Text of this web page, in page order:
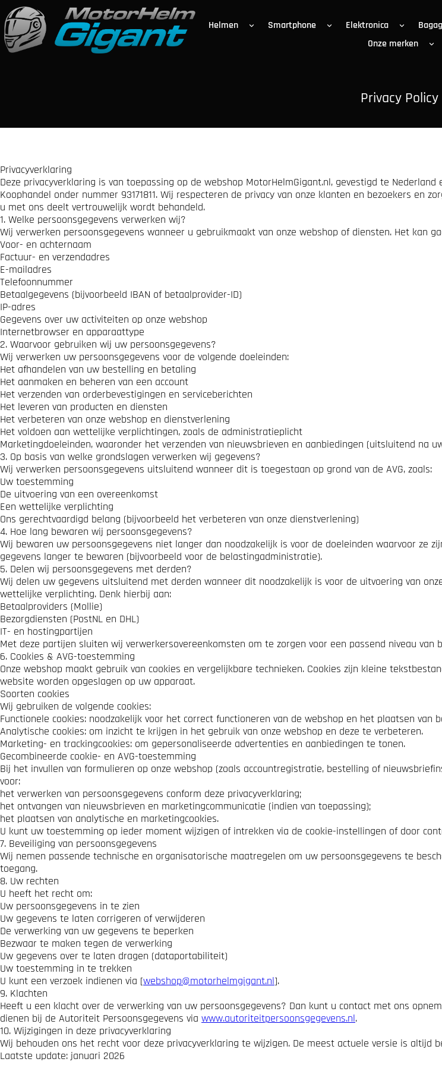
Helmen Smartphone Elektronica
Onze merken
Privacy Policy
Privacyverklaring
Deze privacyverklaring is van toepassing op de webshop MotorHelmGigant.nl, gevestigd te
Koophandel onder nummer 93171811. Wij respecteren de privacy van onze klanten en bezoekers en
u met ons deelt vertrouwelijk wordt behandeld.
1. Welke persoonsgegevens verwerken wij?
Wij verwerken persoonsgegevens wanneer u gebruikmaakt van onze webshop of diensten. Het kan
Voor- en achternaam
Factuur- en verzendadres
E-mailadres
Telefoonnummer
Betaalgegevens (bijvoorbeeld IBAN of betaalprovider-ID)
IP-adres
Gegevens over uw activiteiten op onze webshop
Internetbrowser en apparaattype
2. Waarvoor gebruiken wij uw persoonsgegevens?
Wij verwerken uw persoonsgegevens voor de volgende doeleinden:
Het afhandelen van uw bestelling en betaling
Het aanmaken en beheren van een account
Het verzenden van orderbevestigingen en serviceberichten
Het leveren van producten en diensten
Het verbeteren van onze webshop en dienstverlening
Het voldoen aan wettelijke verplichtingen, zoals de administratieplicht
Marketingdoeleinden, waaronder het verzenden van nieuwsbrieven en aanbiedingen (uitsluitend na
3. Op basis van welke grondslagen verwerken wij gegevens?
Wij verwerken persoonsgegevens uitsluitend wanneer dit is toegestaan op grond van de AVG, zoals:
Uw toestemming
De uitvoering van een overeenkomst
Een wettelijke verplichting
Ons gerechtvaardigd belang (bijvoorbeeld het verbeteren van onze dienstverlening)
4. Hoe lang bewaren wij persoonsgegevens?
Wij bewaren uw persoonsgegevens niet langer dan noodzakelijk is voor de doeleinden waarvoor ze
gegevens langer te bewaren (bijvoorbeeld voor de belastingadministratie).
5. Delen wij persoonsgegevens met derden?
Wij delen uw gegevens uitsluitend met derden wanneer dit noodzakelijk is voor de uitvoering van
wettelijke verplichting. Denk hierbij aan:
Betaalproviders (Mollie)
Bezorgdiensten (PostNL en DHL)
IT- en hostingpartijen
Met deze partijen sluiten wij verwerkersovereenkomsten om te zorgen voor een passend niveau van
6. Cookies & AVG-toestemming
Onze webshop maakt gebruik van cookies en vergelijkbare technieken. Cookies zijn kleine
website worden opgeslagen op uw apparaat.
Soorten cookies
Wij gebruiken de volgende cookies:
Functionele cookies: noodzakelijk voor het correct functioneren van de webshop en het plaatsen van
Analytische cookies: om inzicht te krijgen in het gebruik van onze webshop en deze te verbeteren.
Marketing- en trackingcookies: om gepersonaliseerde advertenties en aanbiedingen te tonen.
Gecombineerde cookie- en AVG-toestemming
Bij het invullen van formulieren op onze webshop (zoals accountregistratie, bestelling of
voor:
het verwerken van persoonsgegevens conform deze privacyverklaring;
het ontvangen van nieuwsbrieven en marketingcommunicatie (indien van toepassing);
het plaatsen van analytische en marketingcookies.
U kunt uw toestemming op ieder moment wijzigen of intrekken via de cookie-instellingen of door
7. Beveiliging van persoonsgegevens
Wij nemen passende technische en organisatorische maatregelen om uw persoonsgegevens te
toegang.
8. Uw rechten
U heeft het recht om:
Uw persoonsgegevens in te zien
Uw gegevens te laten corrigeren of verwijderen
De verwerking van uw gegevens te beperken
Bezwaar te maken tegen de verwerking
Uw gegevens over te laten dragen (dataportabiliteit)
Uw toestemming in te trekken
U kunt een verzoek indienen via [webshop@motorhelmgigant.nl].
9. Klachten
Heeft u een klacht over de verwerking van uw persoonsgegevens? Dan kunt u contact met ons
dienen bij de Autoriteit Persoonsgegevens via www.autoriteitpersoonsgegevens.nl.
10. Wijzigingen in deze privacyverklaring
Wij behouden ons het recht voor deze privacyverklaring te wijzigen. De meest actuele versie is altijd
Laatste update: januari 2026